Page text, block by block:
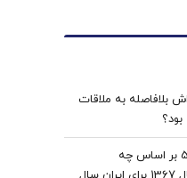
بلافاصله به ملاقات
روایتی از یک تصمیم تاریخی | قطعنامه 598 بر اساس چه